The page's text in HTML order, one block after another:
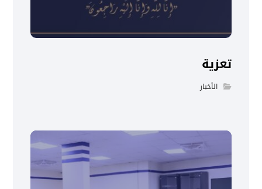
تعزية
الأخبار